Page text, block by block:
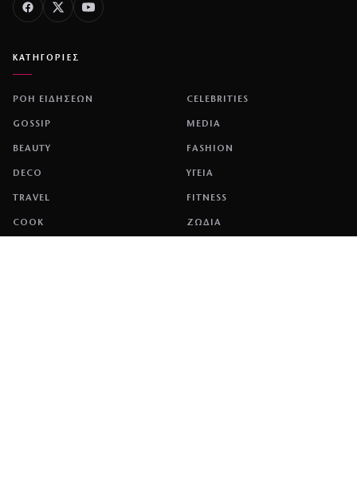
ΚΑΤΗΓΟΡΙΕΣ
ΡΟΗ ΕΙΔΗΣΕΩΝ CELEBRITIES
GOSSIP MEDIA
BEAUTY FASHION
DECO ΥΓΕΙΑ
TRAVEL FITNESS
COOK ΖΩΔΙΑ